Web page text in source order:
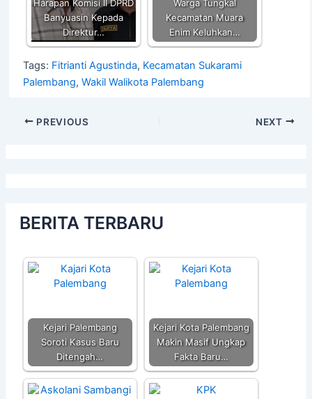
Harapan Komisi II DPRD
Banyuasin Kepada
Direktur…
Warga Tungkal
Kecamatan Muara
Enim Keluhkan…
Tags: Fitrianti Agustinda, Kecamatan Sukarami
Palembang, Wakil Walikota Palembang
PREVIOUS NEXT
BERITA TERBARU
Kejari Palembang
Soroti Kasus Baru
Ditengah…
Kejari Kota Palembang
Makin Masif Ungkap
Fakta Baru…